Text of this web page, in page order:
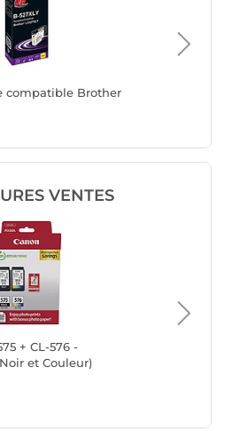
compatible Brother
VENTES
+ CL-576 -
et Couleur)